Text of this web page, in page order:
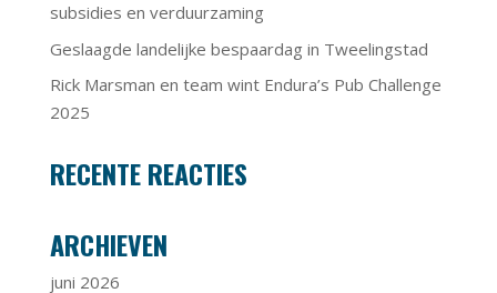
subsidies en verduurzaming
Geslaagde landelijke bespaardag in Tweelingstad
Rick Marsman en team wint Endura’s Pub Challenge
2025
RECENTE REACTIES
ARCHIEVEN
juni 2026